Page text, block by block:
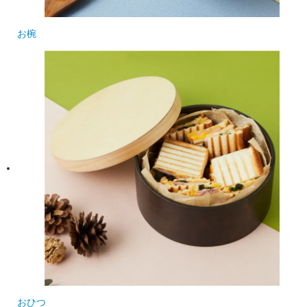
お椀
おひつ